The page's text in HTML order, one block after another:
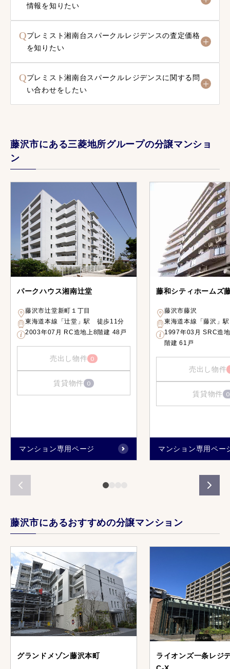
情報を知りたい
Qプレミスト湘南台スパークルレジデンスの査定価格
を知りたい
Qプレミスト湘南台スパークルレジデンスに関する問
い合わせをしたい
藤沢市にある三菱地所グループの分譲マンショ
ン
パークハウス湘南辻堂
藤沢市辻堂新町１丁目
東海道本線「辻堂」駅 徒歩11分
2003年07月 RC造地上8階建 48戸
売出し物件 0
賃貸物件 0
マンション専用ページ
藤和シティホームズ
藤沢市藤沢
東海道本線「藤沢」
1997年03月 SRC造
階建 61戸
売出し物件
賃貸物件 0
マンション専用ペー
藤沢市にあるおすすめの分譲マンション
グランドメゾン藤沢本町
ライオンズ一条レジ